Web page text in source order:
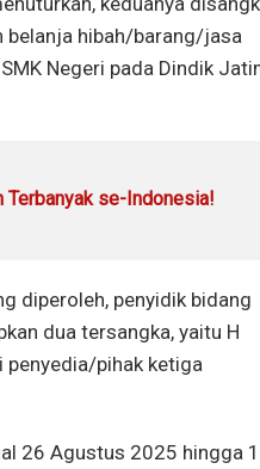
belanja hibah/barang/jasa
Negeri pada Dindik
Terbanyak se-Indonesia!
diperoleh, penyidik bidang
dua tersangka, yaitu H
penyedia/pihak ketiga
26 Agustus 2025 hingga